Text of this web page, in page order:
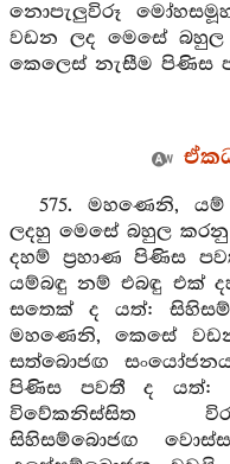
නොපැලුවිරූ
වඩන ලද මෙසේ
කෙලෙස් නැසීම පිණිස
575. මහණෙනි,
ලදහු මෙසේ බහුල
දහම් ප්‍රහාණ පිණිස
යම්බඳු නම් එබඳු එක්
සතෙක් ද යත්:
මහණෙනි, කෙසේ
සත්බොජඟ
පිණිස පවතී ද යත්:
විවේකනිස්සිත
සිහිසම්බොජඟ